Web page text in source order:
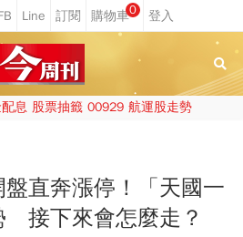
0
息 股票抽籤 00929 航運股走勢
直奔漲停！「天國一
接下來會怎麼走？